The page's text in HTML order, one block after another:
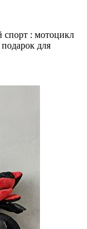
спорт : мотоцикл
для